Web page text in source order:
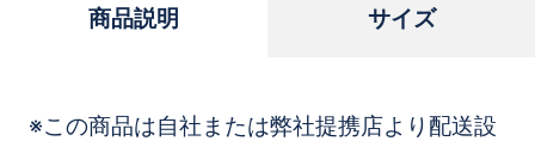
商品説明 サイズ
※この商品は自社または弊社提携店より配送設